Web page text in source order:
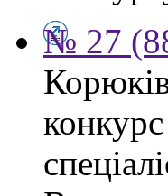
№ 27